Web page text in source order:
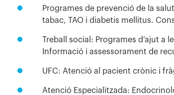
Programes de prevenció de la
tabac, TAO i diabetis mellitus.
Treball social: Programes d’ajut a
Informació i assessorament de
UFC: Atenció al pacient crònic i
Atenció Especialitzada: